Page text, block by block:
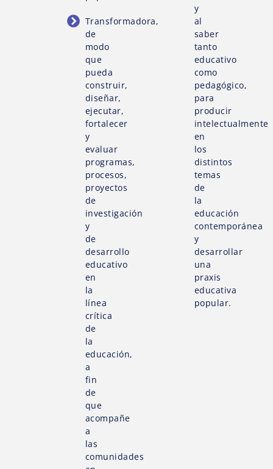
Transformadora,
de
modo
que
pueda
construir,
diseñar,
ejecutar,
fortalecer
y
evaluar
programas,
procesos,
proyectos
de
investigación
y
de
desarrollo
educativo
en
la
línea
crítica
de
la
educación,
a
fin
de
que
acompañe
a
las
comunidades
y
al
saber
tanto
educativo
como
pedagógico,
para
producir
intelectualmente
en
los
distintos
temas
de
la
educación
contemporánea
y
desarrollar
una
praxis
educativa
popular.